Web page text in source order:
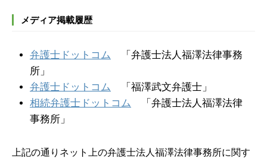
メディア掲載履歴
弁護士ドットコム 「弁護士法人福澤法律事務
所」
弁護士ドットコム 「福澤武文弁護士」
相続弁護士ドットコム 「弁護士法人福澤法律
事務所」
上記の通りネット上の弁護士法人福澤法律事務所に関す